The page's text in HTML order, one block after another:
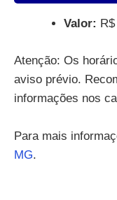
Valor:
Atenção: Os
aviso prévio.
informações nos
Para mais
MG.